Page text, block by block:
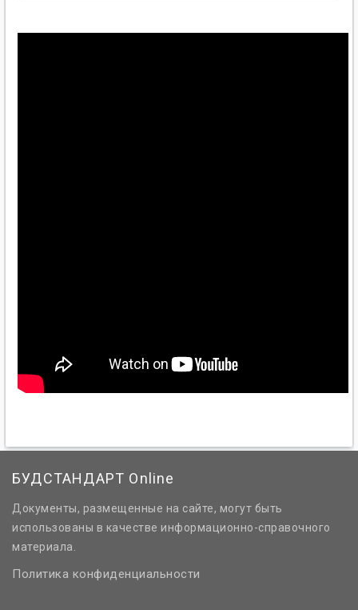
БУДСТАНДАРТ Online
Документы, размещенные на сайте, могут быть
использованы в качестве информационно-справочного
материала.
Политика конфиденциальности